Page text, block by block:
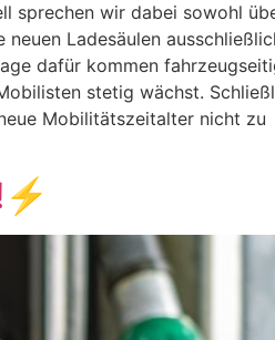
sprechen wir dabei sowohl
Ladesäulen
dafür kommen
stetig wächst.
Mobilitätszeitalter nicht zu